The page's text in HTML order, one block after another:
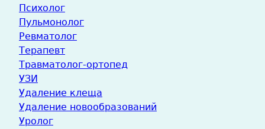
Психолог
Пульмонолог
Ревматолог
Терапевт
Травматолог-ортопед
УЗИ
Удаление клеща
Удаление новообразований
Уролог